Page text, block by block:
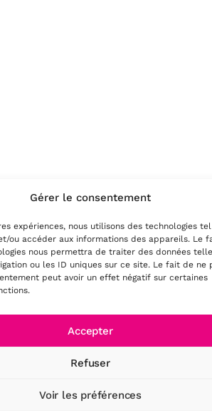
Gérer le consentement
expériences, nous utilisons des technologies
ou accéder aux informations des appareils. Le
nous permettra de traiter des données
ou les ID uniques sur ce site. Le fait de ne
peut avoir un effet négatif sur certaines
Accepter
Refuser
Voir les préférences